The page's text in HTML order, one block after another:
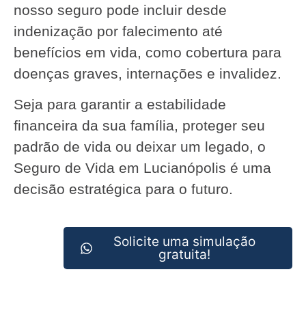
nosso seguro pode incluir desde
indenização por falecimento até
benefícios em vida, como cobertura para
doenças graves, internações e invalidez.
Seja para garantir a estabilidade
financeira da sua família, proteger seu
padrão de vida ou deixar um legado, o
Seguro de Vida em Lucianópolis é uma
decisão estratégica para o futuro.
Solicite uma simulação
gratuita!